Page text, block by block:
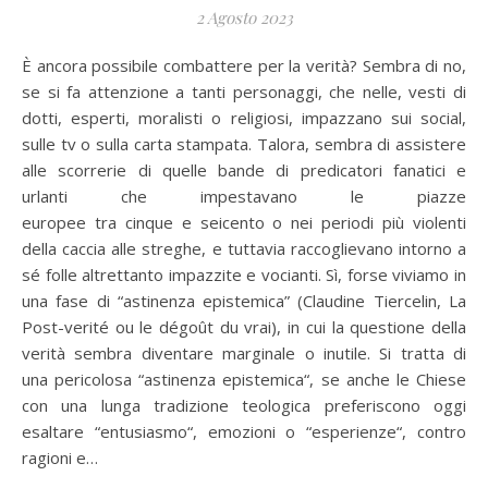
2 Agosto 2023
È ancora possibile combattere per la verità? Sembra di no,
se si fa attenzione a tanti personaggi, che nelle, vesti di
dotti, esperti, moralisti o religiosi, impazzano sui social,
sulle tv o sulla carta stampata. Talora, sembra di assistere
alle scorrerie di quelle bande di predicatori fanatici e
urlanti che impestavano le piazze
europee tra cinque e seicento o nei periodi più violenti
della caccia alle streghe, e tuttavia raccoglievano intorno a
sé folle altrettanto impazzite e vocianti. Sì, forse viviamo in
una fase di “astinenza epistemica” (Claudine Tiercelin, La
Post-verité ou le dégoût du vrai), in cui la questione della
verità sembra diventare marginale o inutile. Si tratta di
una pericolosa “astinenza epistemica“, se anche le Chiese
con una lunga tradizione teologica preferiscono oggi
esaltare “entusiasmo“, emozioni o “esperienze“, contro
ragioni e…